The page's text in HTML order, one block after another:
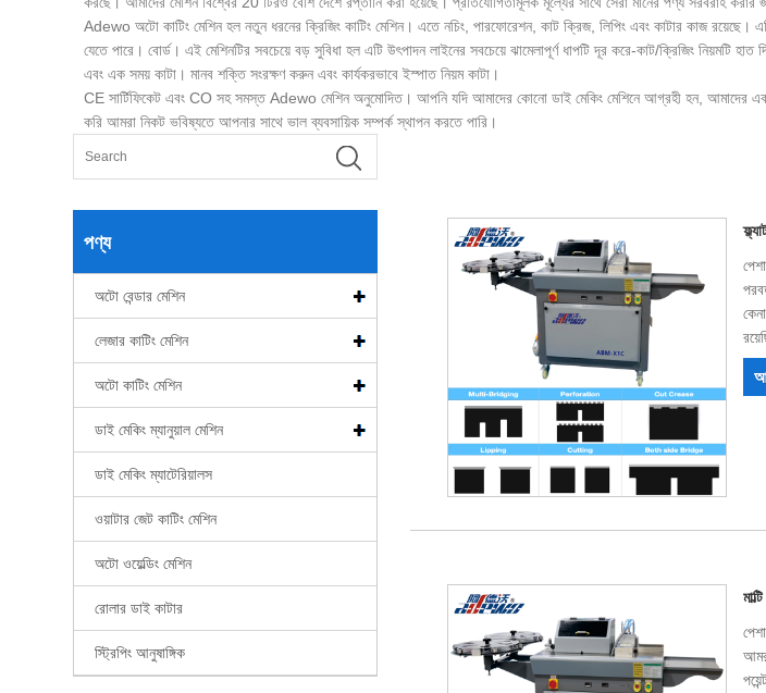
Adewo অটো কাটিং মেশিন হল নতুন ধরনের ক্রিজিং কাটিং মেশিন। এতে নচিং, পারফোরেশন, কাট ক্রিজ, লিপিং এবং কাটার কাজ
যেতে পারে। বোর্ড। এই মেশিনটির সবচেয়ে বড় সুবিধা হল এটি উৎপাদন লাইনের সবচেয়ে ঝামেলাপূর্ণ ধাপটি দূর করে-কাট/ক্রিজিং নিয়মটি
এবং এক সময় কাটা। মানব শক্তি সংরক্ষণ করুন এবং কার্যকরভাবে ইস্পাত নিয়ম কাটা।
CE সার্টিফিকেট এবং CO সহ সমস্ত Adewo মেশিন অনুমোদিত। আপনি যদি আমাদের কোনো ডাই মেকিং মেশিনে আগ্রহী হন, আমাদের
করি আমরা নিকট ভবিষ্যতে আপনার সাথে ভাল ব্যবসায়িক সম্পর্ক স্থাপন করতে পারি।
পণ্য
অটো বেন্ডার মেশিন
লেজার কাটিং মেশিন
অটো কাটিং মেশিন
ডাই মেকিং ম্যানুয়াল মেশিন
ডাই মেকিং ম্যাটেরিয়ালস
ওয়াটার জেট কাটিং মেশিন
অটো ওয়েল্ডিং মেশিন
রোলার ডাই কাটার
স্ট্রিপিং আনুষাঙ্গিক